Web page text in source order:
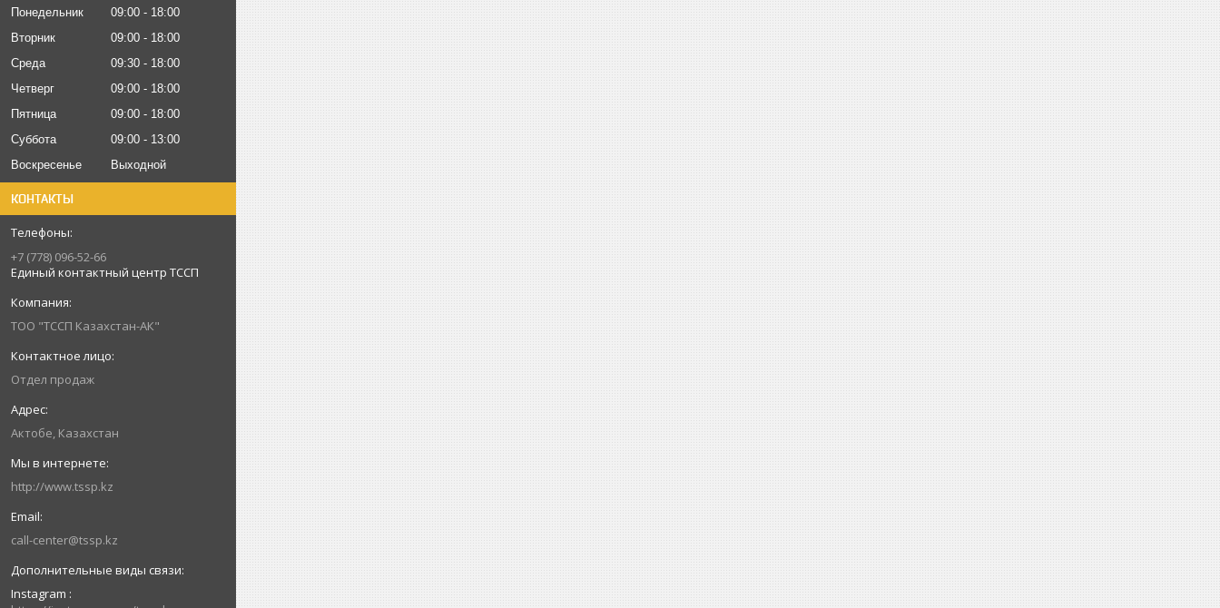
Понедельник 09:00
18:00
Вторник
09:00
18:00
Среда
09:30
18:00
Четверг
09:00
18:00
Пятница
09:00
18:00
Суббота
09:00
13:00
Воскресенье
Выходной
КОНТАКТЫ
+7 (778) 096-52-66
Единый контактный центр ТССП
ТОО "ТССП Казахстан-АК"
Отдел продаж
Актобе, Казахстан
http://www.tssp.kz
call-center@tssp.kz
Instagram